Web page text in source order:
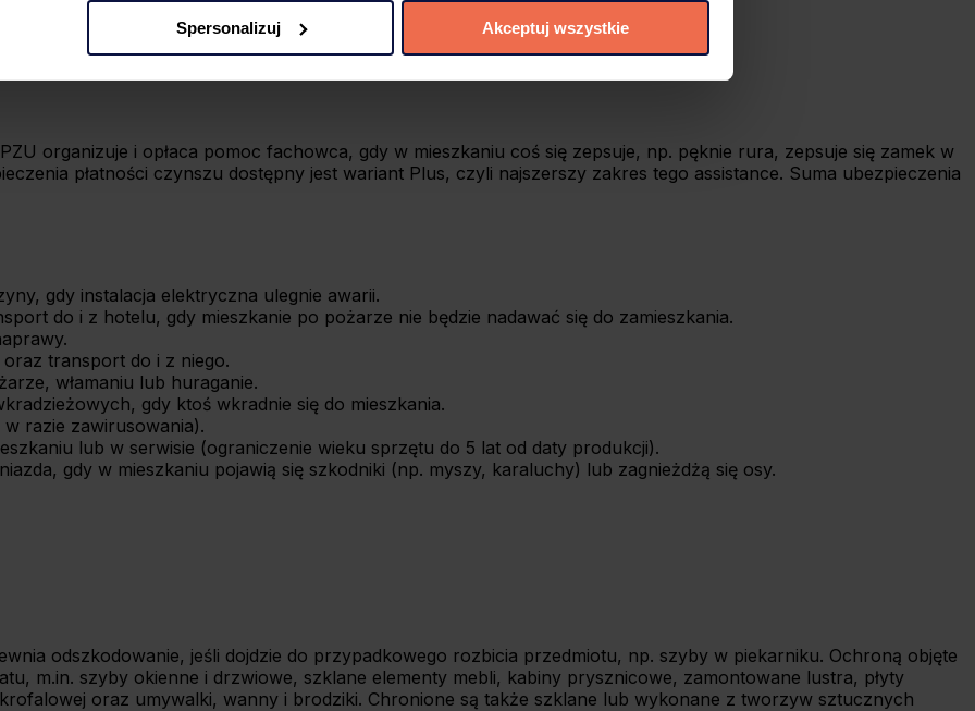
Spersonalizuj Akceptuj wszystkie
organizuje i opłaca pomoc fachowca, gdy w mieszkaniu coś się zepsuje, np. pęknie rura, zepsuje się zamek w
płatności czynszu dostępny jest wariant Plus, czyli najszerszy zakres tego assistance. Suma ubezpieczenia
gdy instalacja elektryczna ulegnie awarii.
do i z hotelu, gdy mieszkanie po pożarze nie będzie nadawać się do zamieszkania.
transport do i z niego.
włamaniu lub huraganie.
gdy ktoś wkradnie się do mieszkania.
razie zawirusowania).
lub w serwisie (ograniczenie wieku sprzętu do 5 lat od daty produkcji).
gdy w mieszkaniu pojawią się szkodniki (np. myszy, karaluchy) lub zagnieżdżą się osy.
odszkodowanie, jeśli dojdzie do przypadkowego rozbicia przedmiotu, np. szyby w piekarniku. Ochroną objęte
m.in. szyby okienne i drzwiowe, szklane elementy mebli, kabiny prysznicowe, zamontowane lustra, płyty
oraz umywalki, wanny i brodziki. Chronione są także szklane lub wykonane z tworzyw sztucznych